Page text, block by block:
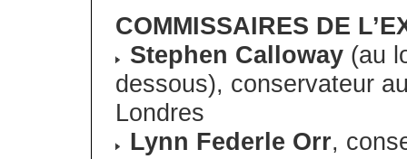
COMMISSAIRES DE
Stephen Calloway (au
dessous), conservateur
Londres
Lynn Federle Orr,